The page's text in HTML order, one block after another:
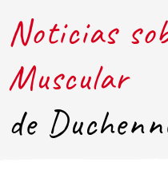
Noticias
Muscular
de